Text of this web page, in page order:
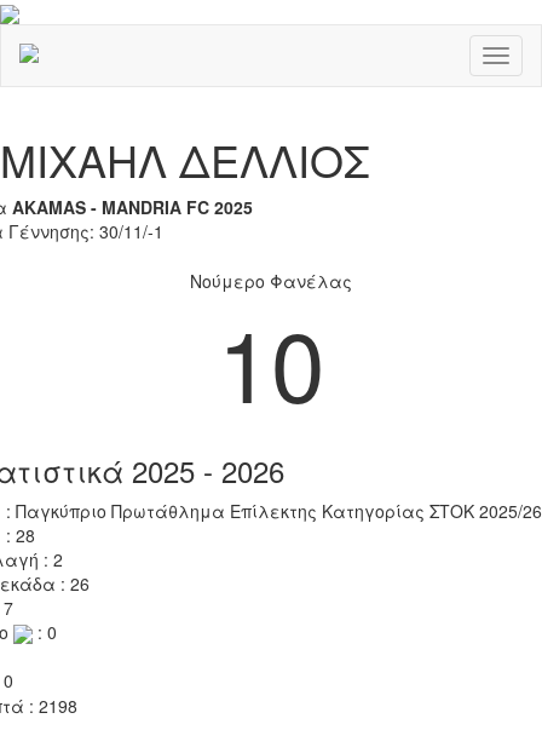
ΜΙΧΑΗΛ ΔΕΛΛΙΟΣ
AKAMAS - MANDRIA FC 2025
30/11/-1
Νούμερο Φανέλας
10
2025 - 2026
: Παγκύπριο Πρωτάθλημα Επίλεκτης Κατηγορίας ΣΤΟΚ 2025/26
28
: 2
: 26
: 0
: 2198